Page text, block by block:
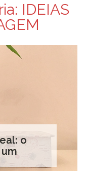
IDEIAS
o